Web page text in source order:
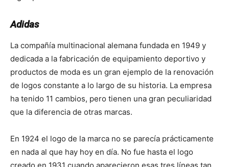
Adidas
La compañía multinacional alemana fundada en 1949 y
dedicada a la fabricación de equipamiento deportivo y
productos de moda es un gran ejemplo de la renovación
de logos constante a lo largo de su historia. La empresa
ha tenido 11 cambios, pero tienen una gran peculiaridad
que la diferencia de otras marcas.
En 1924 el logo de la marca no se parecía prácticamente
en nada al que hay hoy en día. No fue hasta el logo
creado en 1931 cuando aparecieron esas tres líneas tan